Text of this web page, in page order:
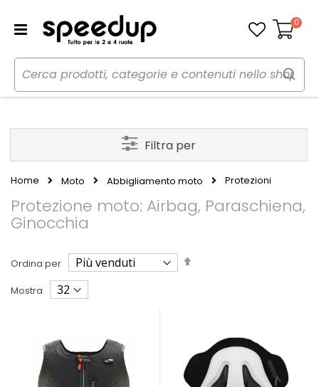
Carrello
0
Home Moto Abbigliamento moto Protezioni
Protezione moto: Airbag, Paraschiena,
Ginocchia
Ordina per
Imposta
Mostra
Filtra per